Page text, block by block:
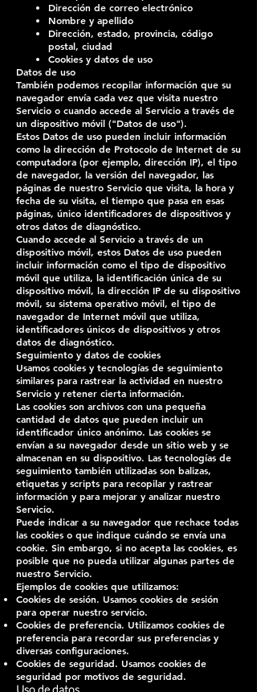
Dirección de correo electrónico
Nombre y apellido
Dirección, estado, provincia, código
postal, ciudad
Cookies y datos de uso
Datos de uso
También podemos recopilar información que su
navegador envía cada vez que visita nuestro
Servicio o cuando accede al Servicio a través de
un dispositivo móvil ("Datos de uso").
Estos Datos de uso pueden incluir información
como la dirección de Protocolo de Internet de su
computadora (por ejemplo, dirección IP), el tipo
de navegador, la versión del navegador, las
páginas de nuestro Servicio que visita, la hora y
fecha de su visita, el tiempo que pasa en esas
páginas, único identificadores de dispositivos y
otros datos de diagnóstico.
Cuando accede al Servicio a través de un
dispositivo móvil, estos Datos de uso pueden
incluir información como el tipo de dispositivo
móvil que utiliza, la identificación única de su
dispositivo móvil, la dirección IP de su dispositivo
móvil, su sistema operativo móvil, el tipo de
navegador de Internet móvil que utiliza,
identificadores únicos de dispositivos y otros
datos de diagnóstico.
Seguimiento y datos de cookies
Usamos cookies y tecnologías de seguimiento
similares para rastrear la actividad en nuestro
Servicio y retener cierta información.
Las cookies son archivos con una pequeña
cantidad de datos que pueden incluir un
identificador único anónimo. Las cookies se
envían a su navegador desde un sitio web y se
almacenan en su dispositivo. Las tecnologías de
seguimiento también utilizadas son balizas,
etiquetas y scripts para recopilar y rastrear
información y para mejorar y analizar nuestro
Servicio.
Puede indicar a su navegador que rechace todas
las cookies o que indique cuándo se envía una
cookie. Sin embargo, si no acepta las cookies, es
posible que no pueda utilizar algunas partes de
nuestro Servicio.
Ejemplos de cookies que utilizamos:
Cookies de sesión. Usamos cookies de sesión
para operar nuestro servicio.
Cookies de preferencia. Utilizamos cookies de
preferencia para recordar sus preferencias y
diversas configuraciones.
Cookies de seguridad. Usamos cookies de
seguridad por motivos de seguridad.
Uso de datos